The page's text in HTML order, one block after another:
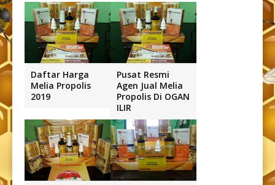
Daftar Harga
Melia Propolis
2019
Pusat Resmi
Agen Jual Melia
Propolis Di OGAN
ILIR